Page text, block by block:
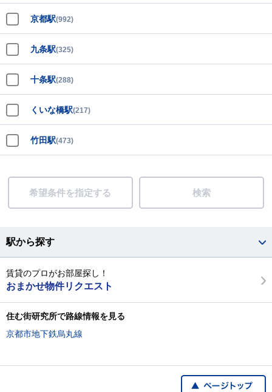
京都駅(992)
九条駅(325)
十条駅(288)
くいな橋駅(217)
竹田駅(473)
希望条件を指定する 検索
駅から探す
賃貸のプロがお部屋探し！
おまかせ物件リクエスト
住む街研究所で路線情報を見る
京都市地下鉄烏丸線